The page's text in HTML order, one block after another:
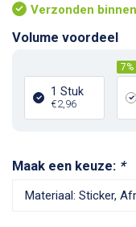
Verzonden
Volume voordeel
1 Stuk
€2,96
7%
Maak een keuze: *